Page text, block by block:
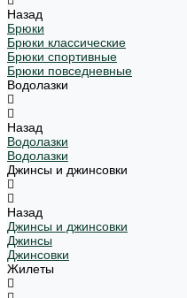
Назад
Брюки
Брюки классические
Брюки спортивные
Брюки повседневные
Водолазки
Назад
Водолазки
Водолазки
Джинсы и джинсовки
Назад
Джинсы и джинсовки
Джинсы
Джинсовки
Жилеты